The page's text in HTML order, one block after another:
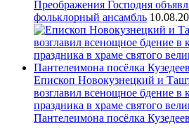
Преображения Господня
фольклорный ансамбль
Епископ Новокузнецкий и
возглавил всенощное бдение в
праздника в храме святого
Пантелеимона посёлка